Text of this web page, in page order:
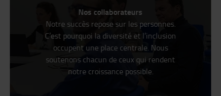
Nos collaborateurs
Notre succès repose sur les personnes.
C’est pourquoi la diversité et l’inclusion
occupent une place centrale. Nous
soutenons chacun de ceux qui rendent
notre croissance possible.